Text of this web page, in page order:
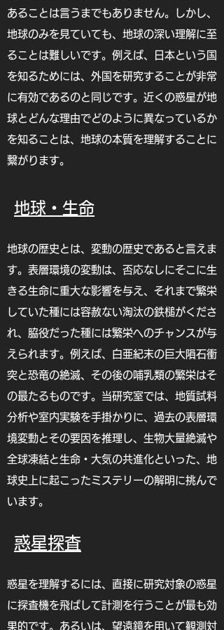
あることは言うまでもありません。しかし、
地球のみを見ていても、地球の深い理解に至
ることは難しいです。例えば、日本という国
を知るためには、外国を研究することが非常
に有効であるのと同じです。近くの惑星が地
球とどんな理由でどのように異なっているか
を知ることは、地球の本質を理解することに
繋がります。
地球・生命
地球の歴史とは、変動の歴史であると言えま
す。表層環境の変動は、否応なしにそこに生
きる生命に重大な影響を与え、それまで繁栄
していた種には容赦ない淘汰の鉄槌がくださ
れ、脇役だった種には繁栄へのチャンスが与
えられます。例えば、白亜紀末の巨大隕石衝
突と恐竜の絶滅、その後の哺乳類の繁栄はそ
の最たるものです。当研究室では、地質試料
分析や室内実験を手掛かりに、過去の表層環
境変動とその要因を推理し、生物大量絶滅や
全球凍結と生命・大気の共進化といった、地
球史上に起こったミステリーの解明に挑んで
います。
惑星探査
惑星を理解するには、直接に研究対象の惑星
に探査機を飛ばして計測を行うことが最も効
果的です。あるいは、望遠鏡を用いて観測対